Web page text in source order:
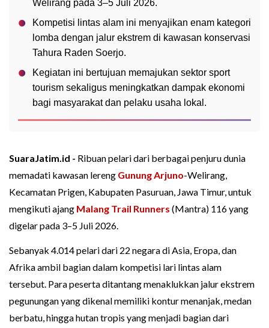
Welirang pada 3–5 Juli 2026.
Kompetisi lintas alam ini menyajikan enam kategori
lomba dengan jalur ekstrem di kawasan konservasi
Tahura Raden Soerjo.
Kegiatan ini bertujuan memajukan sektor sport
tourism sekaligus meningkatkan dampak ekonomi
bagi masyarakat dan pelaku usaha lokal.
SuaraJatim.id - Ribuan pelari dari berbagai penjuru dunia
memadati kawasan lereng Gunung Arjuno-Welirang,
Kecamatan Prigen, Kabupaten Pasuruan, Jawa Timur, untuk
mengikuti ajang Malang Trail Runners (Mantra) 116 yang
digelar pada 3–5 Juli 2026.
Sebanyak 4.014 pelari dari 22 negara di Asia, Eropa, dan
Afrika ambil bagian dalam kompetisi lari lintas alam
tersebut. Para peserta ditantang menaklukkan jalur ekstrem
pegunungan yang dikenal memiliki kontur menanjak, medan
berbatu, hingga hutan tropis yang menjadi bagian dari